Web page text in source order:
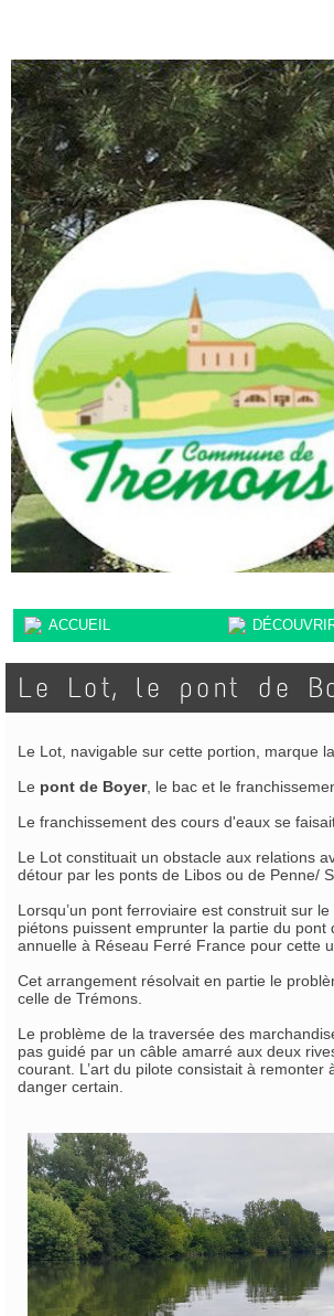
ACCUEIL
Le Lot, le pont de
Le Lot, navigable sur cette portion, marque
Le pont de Boyer, le bac et le
Le franchissement des cours d'eaux se
Le Lot constituait un obstacle aux relations
détour par les ponts de Libos ou de Penne/
Lorsqu’un pont ferroviaire est construit sur
piétons puissent emprunter la partie du pont
annuelle à Réseau Ferré France pour cette
Cet arrangement résolvait en partie le
celle de Trémons.
Le problème de la traversée des
pas guidé par un câble amarré aux deux
courant. L’art du pilote consistait à
danger certain.